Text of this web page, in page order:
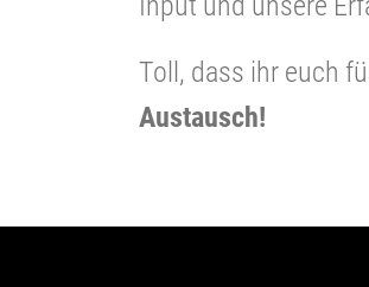
Toll, dass ihr euch
Austausch!